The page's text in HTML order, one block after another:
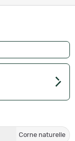
Corne naturelle